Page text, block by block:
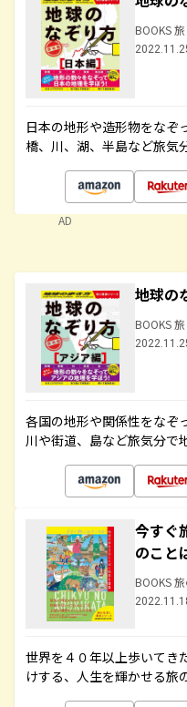
BOOKS
日本の地形や造形物をなぞ
橋、川、湖、半島など旅気
AD
地球
BOOKS
各国の地形や関係性をなぞ
川や街道、島など旅気分で
今すぐ
のこと
BOOKS
世界を４０年以上歩いてき
けする、人生を輝かせる旅